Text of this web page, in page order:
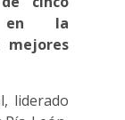
en la
liderado